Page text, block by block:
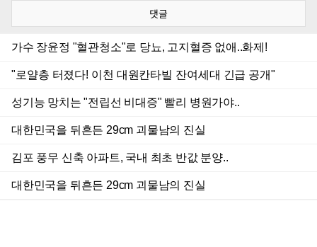
댓글